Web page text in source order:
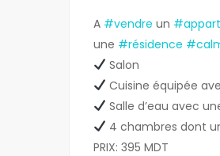
A #vendre un
une #résidence
Salon
Cuisine équipée
Salle d’eau avec
4 chambres dont
PRIX: 395 MDT